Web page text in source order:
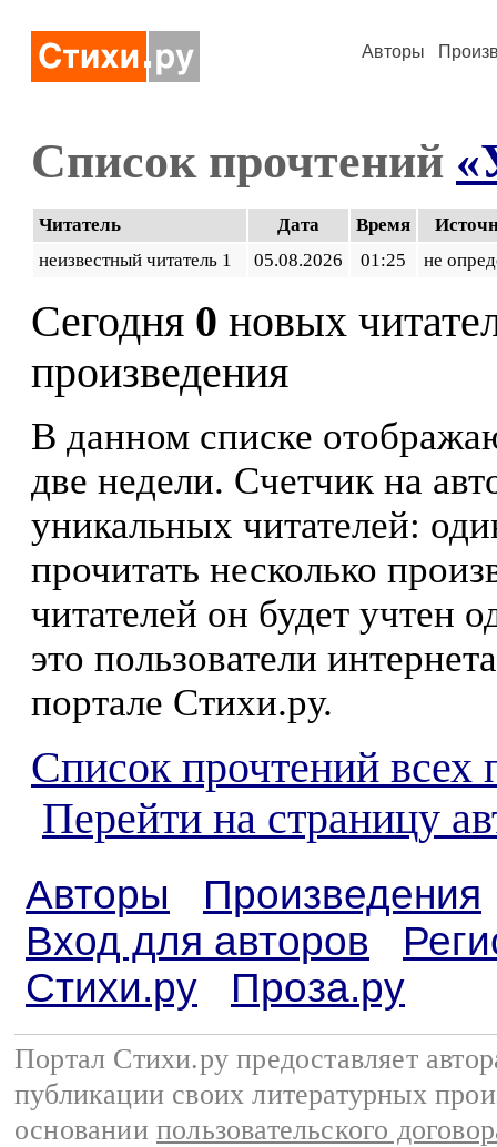
Авторы
Список прочтений
Читатель Дата Время
неизвестный читатель 1
05.08.2026 01:25 не
Сегодня 0 новых
произведения
В данном списке
две недели. Счетчик на
уникальных читателей:
прочитать несколько
читателей он будет учтен
это пользователи
портале Стихи.ру.
Список прочтений всех
Перейти на страницу
Авторы
Произведения
Вход для авторов
Стихи.ру
Проза.ру
Портал Стихи.ру предоставляет
публикации своих литературных
основании пользовательского